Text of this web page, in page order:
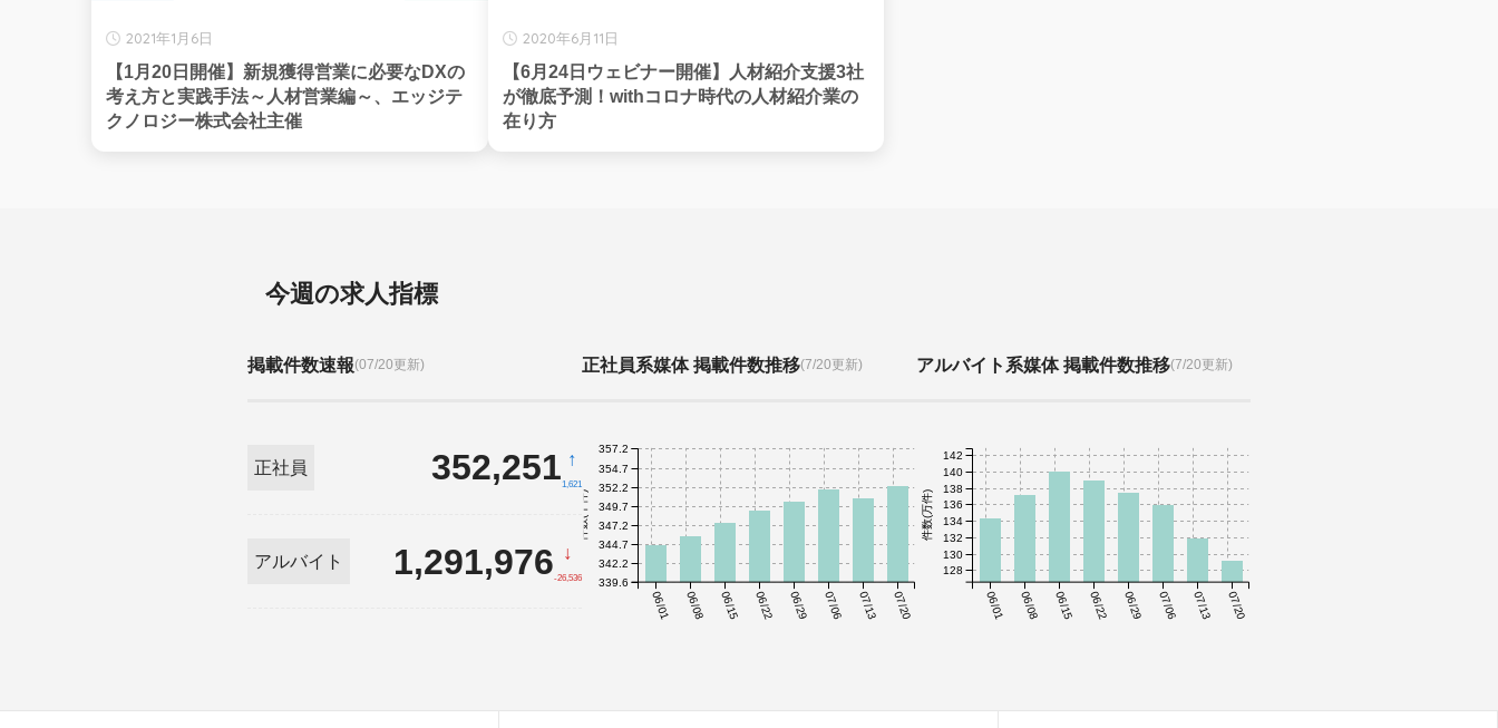
2021年1月6日
【1月20日開催】新規獲得営業に必要なDXの
考え方と実践手法～人材営業編～、エッジテ
クノロジー株式会社主催
2020年6月11日
【6月24日ウェビナー開催】人材紹介支援3社
が徹底予測！withコロナ時代の人材紹介業の
在り方
今週の求人指標
掲載件数速報(07/20更新)
正社員 352,251 ↑
1,621
アルバイト 1,291,976 ↓
-26,536
正社員系媒体 掲載件数推移(7/20更新)
06/01 06/08 06/15 06/22 06/29 07/06 07/13 07/20
件数(千件)
339.6
342.2
344.7
347.2
349.7
352.2
354.7
357.2
アルバイト系媒体 掲載件数推移(7/20更新)
06/01 06/08 06/15 06/22 06/29 07/06 07/13 07/20
件数(万件)
128
130
132
134
136
138
140
142